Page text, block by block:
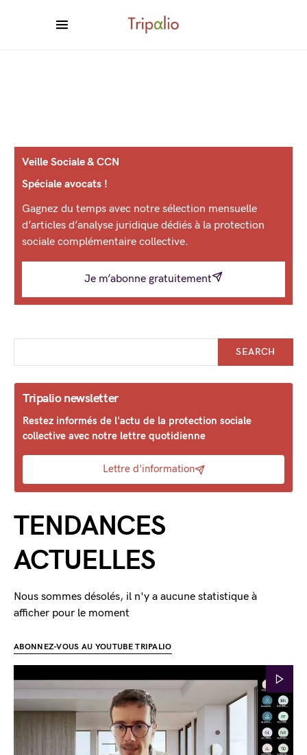
Veille Sociale & CCN
Spéciale avocats !
Gagnez du temps avec notre sélection mensuelle
d’articles d’analyse juridique dédiés à la protection
sociale complémentaire collective.
Je m’abonne gratuitement
SEARCH
Tripalio newsletter
Restez informés de l'actu de la protection sociale
collective avec notre lettre quotidienne
Lettre d'information
TENDANCES
ACTUELLES
Nous sommes désolés, il n'y a aucune statistique à
afficher pour le moment
ABONNEZ-VOUS AU YOUTUBE TRIPALIO